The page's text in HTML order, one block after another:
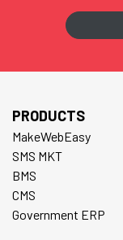
PRODUCTS
MakeWebEasy
SMS MKT
BMS
CMS
Government ERP